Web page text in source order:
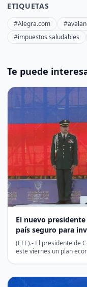
ETIQUETAS
#Alegra.com
#impuestos saludables
Te puede
El nuevo
país seguro para
(EFE).- El presidente de
este viernes un plan